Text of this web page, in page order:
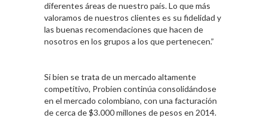
diferentes áreas de nuestro país. Lo que más
valoramos de nuestros clientes es su fidelidad y
las buenas recomendaciones que hacen de
nosotros en los grupos a los que pertenecen.”
Si bien se trata de un mercado altamente
competitivo, Probien continúa consolidándose
en el mercado colombiano, con una facturación
de cerca de $3.000 millones de pesos en 2014.